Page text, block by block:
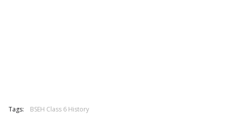
Tags: BSEH Class 6 History